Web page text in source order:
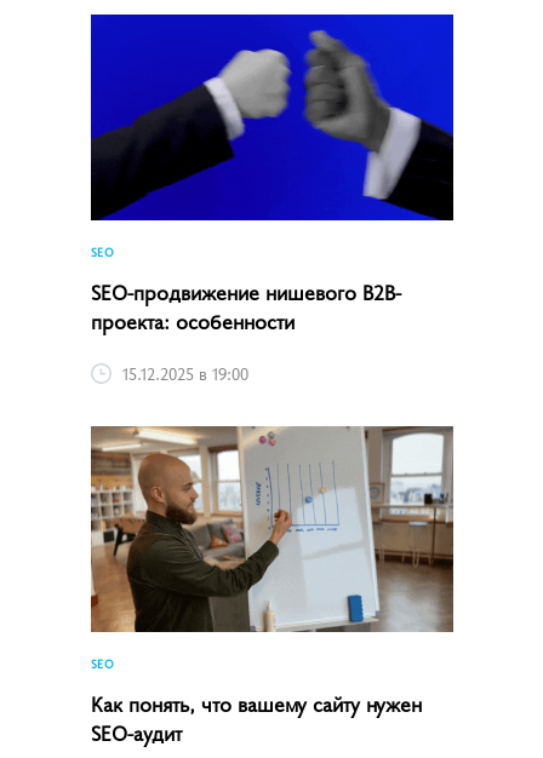
SEO
SEO-продвижение нишевого B2B-
проекта: особенности
15.12.2025 в 19:00
SEO
Как понять, что вашему сайту нужен
SEO-аудит